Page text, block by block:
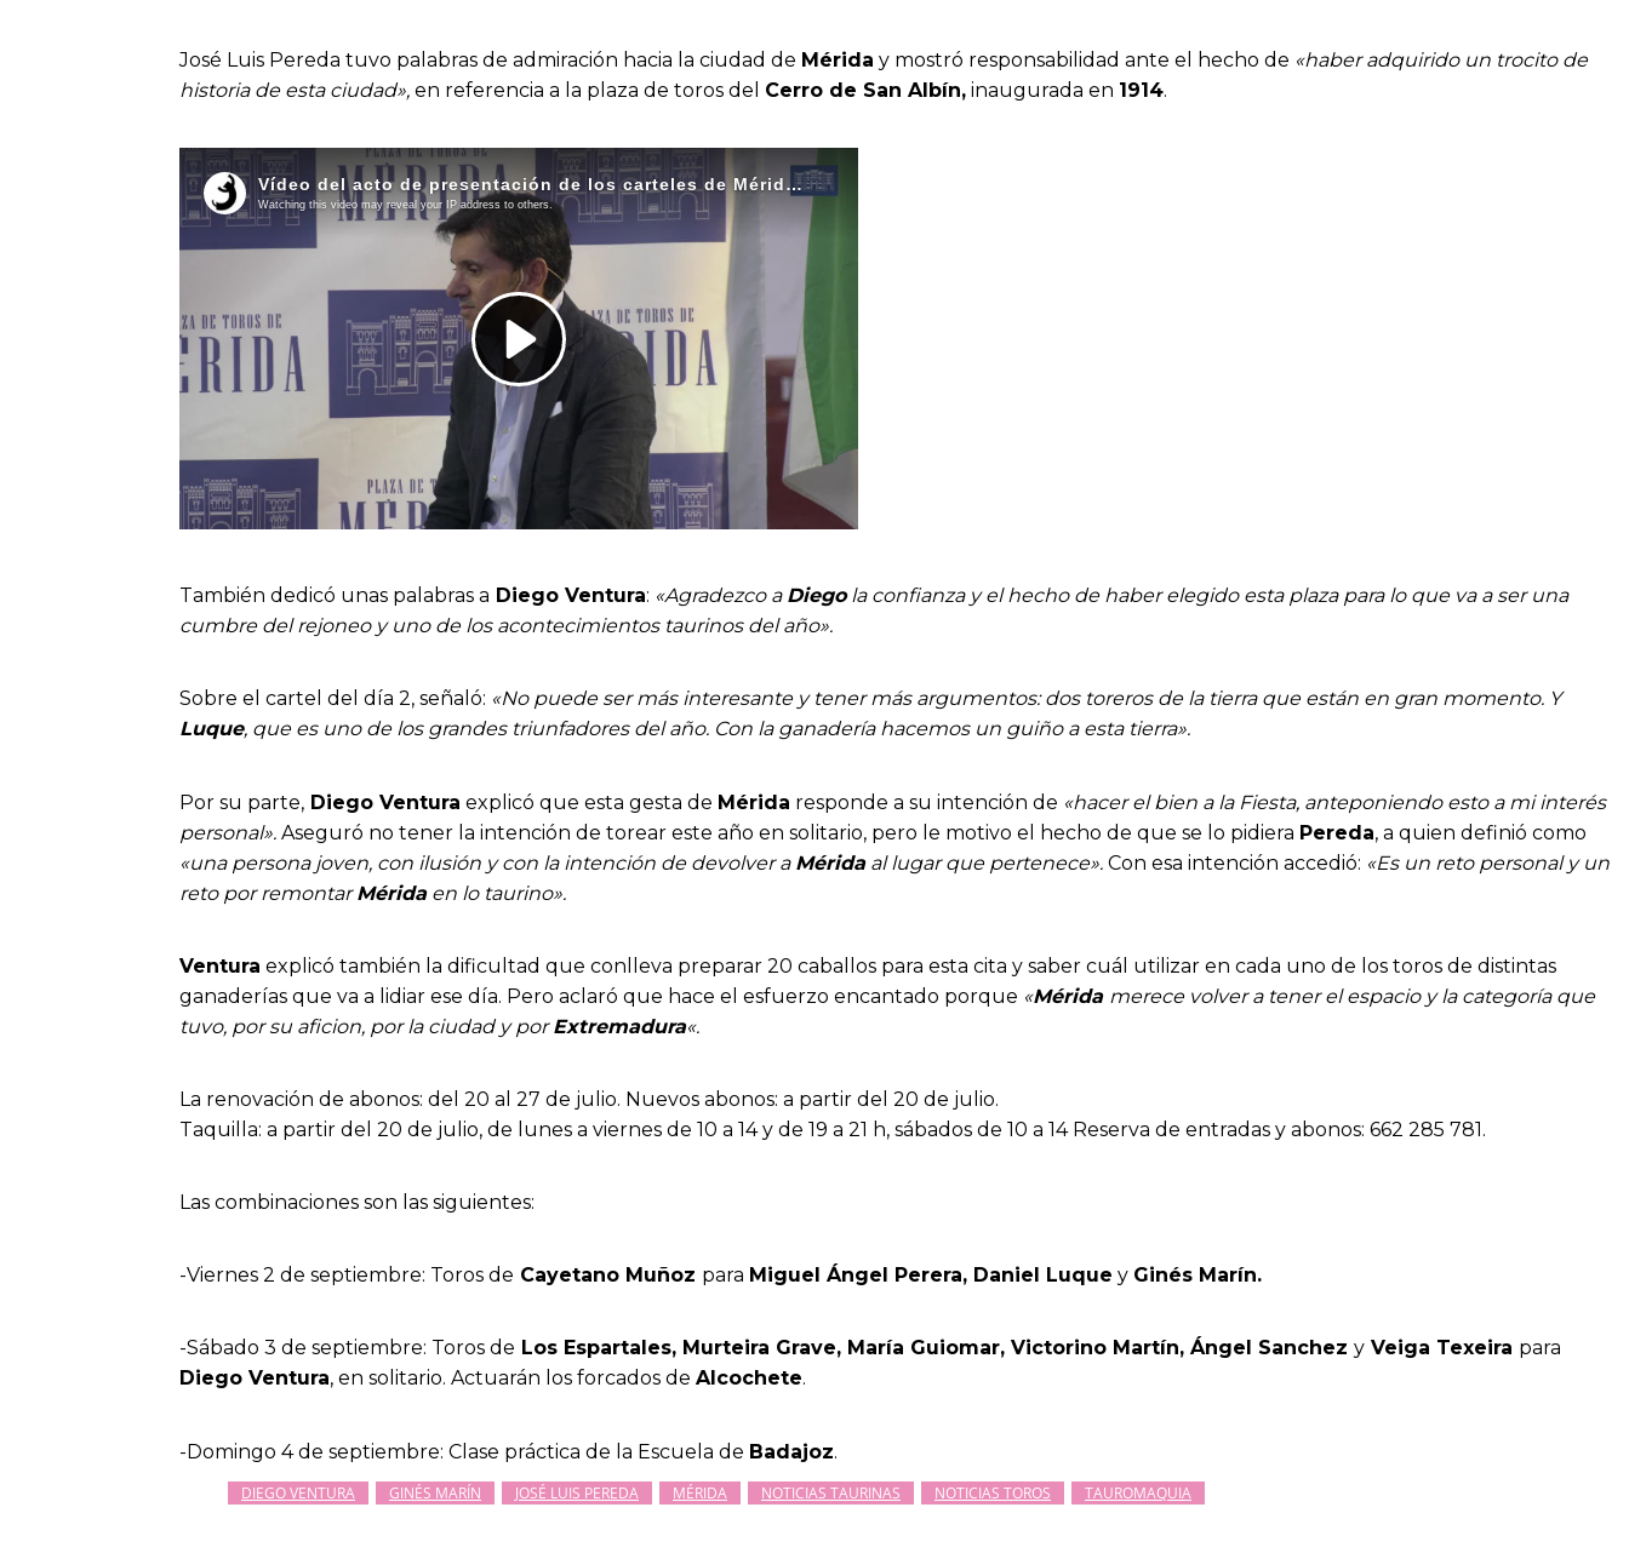
José Luis Pereda tuvo palabras de admiración hacia la ciudad de Mérida y mostró responsabilidad ante el hecho de «haber adquirido un trocito de
historia de esta ciudad», en referencia a la plaza de toros del Cerro de San Albín, inaugurada en 1914.
También dedicó unas palabras a Diego Ventura: «Agradezco a Diegola confianza y el hecho de haber elegido esta plaza para lo que va a ser una
cumbre del rejoneo y uno de los acontecimientos taurinos del año».
Sobre el cartel del día 2, señaló: «No puede ser más interesante y tener más argumentos: dos toreros de la tierra que están en gran momento. Y
Luque, que es uno de los grandes triunfadores del año. Con la ganadería hacemos un guiño a esta tierra».
Por su parte, Diego Ventura explicó que esta gesta de Mérida responde a su intención de «hacer el bien a la Fiesta, anteponiendo esto a mi interés
personal». Aseguró no tener la intención de torear este año en solitario, pero le motivo el hecho de que se lo pidiera Pereda, a quien definió como
«una persona joven, con ilusión y con la intención de devolver a Méridaal lugar que pertenece». Con esa intención accedió: «Es un reto personal y un
reto por remontarMéridaen lo taurino».
Ventura explicó también la dificultad que conlleva preparar 20 caballos para esta cita y saber cuál utilizar en cada uno de los toros de distintas
ganaderías que va a lidiar ese día. Pero aclaró que hace el esfuerzo encantado porque «Mérida merece volver a tener el espacio y la categoría que
tuvo, por su aficion, por la ciudad y porExtremadura«.
La renovación de abonos: del 20 al 27 de julio. Nuevos abonos: a partir del 20 de julio.
Taquilla: a partir del 20 de julio, de lunes a viernes de 10 a 14 y de 19 a 21 h, sábados de 10 a 14 Reserva de entradas y abonos: 662 285 781.
Las combinaciones son las siguientes:
-Viernes 2 de septiembre: Toros de Cayetano Muñoz para Miguel Ángel Perera, Daniel Luque y Ginés Marín.
-Sábado 3 de septiembre: Toros de Los Espartales, Murteira Grave, María Guiomar, Victorino Martín, Ángel Sanchez y Veiga Texeira para
Diego Ventura, en solitario. Actuarán los forcados de Alcochete.
-Domingo 4 de septiembre: Clase práctica de la Escuela de Badajoz.
DIEGO VENTURA GINÉS MARÍN JOSÉ LUIS PEREDA MÉRIDA NOTICIAS TAURINAS NOTICIAS TOROS TAUROMAQUIA